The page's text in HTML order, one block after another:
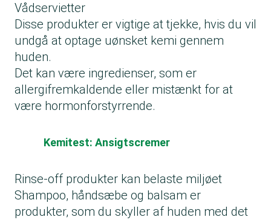
Vådservietter
Disse produkter er vigtige at tjekke, hvis du vil
undgå at optage uønsket kemi gennem
huden.
Det kan være ingredienser, som er
allergifremkaldende eller mistænkt for at
være hormonforstyrrende.
Kemitest: Ansigtscremer
Rinse-off produkter kan belaste miljøet
Shampoo, håndsæbe og balsam er
produkter, som du skyller af huden med det